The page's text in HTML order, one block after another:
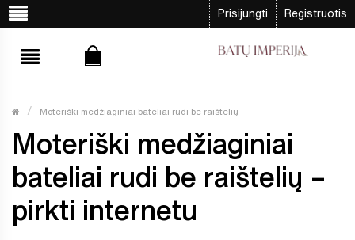
Prisijungti Registruotis
Moteriški medžiaginiai bateliai rudi be raištelių
Moteriški medžiaginiai
bateliai rudi be raištelių –
pirkti internetu